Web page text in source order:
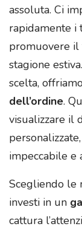
assoluta. Ci
rapidamente i
promuovere
stagione
scelta,
dell’ordine.
visualizzare il
impeccabile e
Scegliendo le
investi in un
cattura